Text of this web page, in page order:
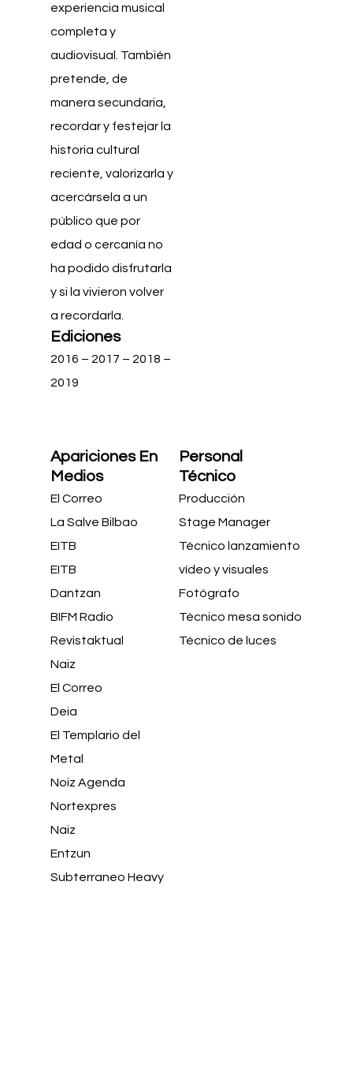
experiencia musical
completa y
audiovisual. También
pretende, de
manera secundaria,
recordar y festejar la
historia cultural
reciente, valorizarla y
acercársela a un
público que por
edad o cercanía no
ha podido disfrutarla
y si la vivieron volver
a recordarla.
Ediciones
2016 – 2017 – 2018 –
2019
Apariciones En
Medios
El Correo
La Salve Bilbao
EITB
EITB
Dantzan
BIFM Radio
Revistaktual
Naiz
El Correo
Deia
El Templario del
Metal
Noiz Agenda
Nortexpres
Naiz
Entzun
Subterraneo Heavy
Personal
Técnico
Producción
Stage Manager
Técnico lanzamiento
vídeo y visuales
Fotógrafo
Técnico mesa sonido
Técnico de luces